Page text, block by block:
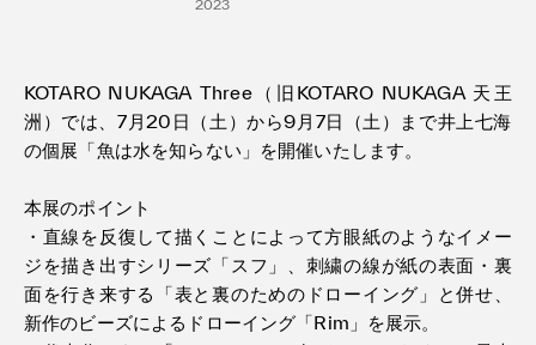
2023
KOTARO NUKAGA Three（旧KOTARO NUKAGA 天王
洲）では、7月20︎日（土︎）から9︎月7︎日（土）まで井上七海
の個展「魚は水を知らない」を開催いたします。
本展のポイント
・直線を反復して描くことによって方眼紙のようなイメー
ジを描き出すシリーズ「スフ」、刺繍の線が紙の表面・裏
面を行き来する「表と裏のためのドローイング」と併せ、
新作のビーズによるドローイング「Rim」を展示。